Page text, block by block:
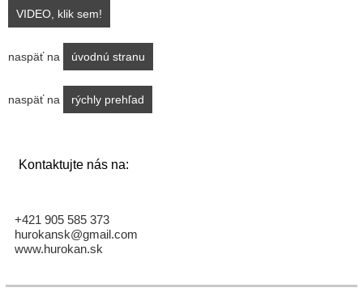
Kontaktujte nás na:
+421 905 585 373
hurokansk@gmail.com
www.hurokan.sk
VIDEO, klik sem!
naspäť na úvodnú stranu
naspäť na rýchly prehľad